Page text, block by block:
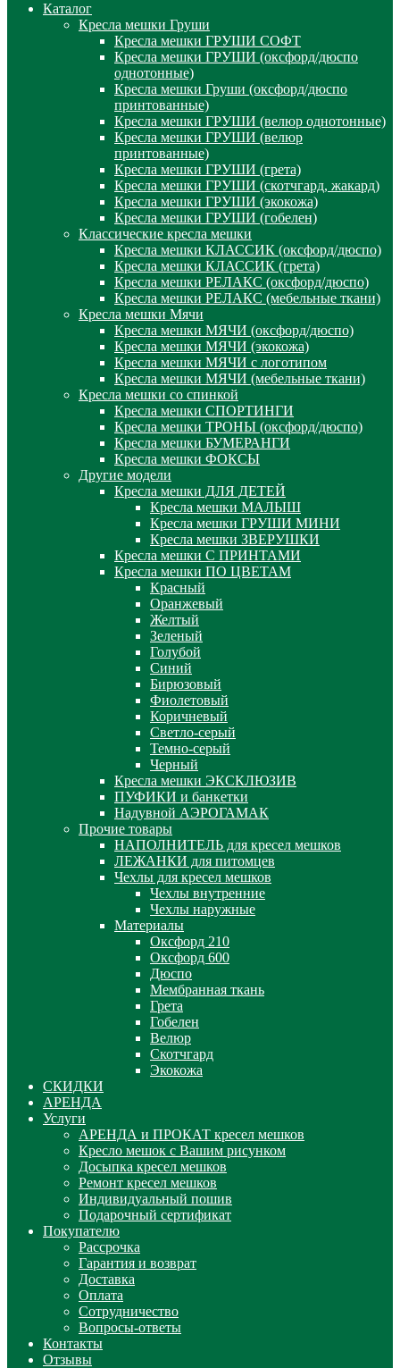
Каталог
Кресла мешки Груши
Кресла мешки ГРУШИ СОФТ
Кресла мешки ГРУШИ (оксфорд/дюспо
однотонные)
Кресла мешки Груши (оксфорд/дюспо
принтованные)
Кресла мешки ГРУШИ (велюр однотонные)
Кресла мешки ГРУШИ (велюр
принтованные)
Кресла мешки ГРУШИ (грета)
Кресла мешки ГРУШИ (скотчгард, жакард)
Кресла мешки ГРУШИ (экокожа)
Кресла мешки ГРУШИ (гобелен)
Классические кресла мешки
Кресла мешки КЛАССИК (оксфорд/дюспо)
Кресла мешки КЛАССИК (грета)
Креслa мешки РЕЛАКС (оксфорд/дюспо)
Креслa мешки РЕЛАКС (мебельные ткани)
Кресла мешки Мячи
Кресла мешки МЯЧИ (оксфорд/дюспо)
Кресла мешки МЯЧИ (экокожа)
Кресла мешки МЯЧИ с логотипом
Кресла мешки МЯЧИ (мебельные ткани)
Кресла мешки со спинкой
Кресла мешки СПОРТИНГИ
Кресла мешки ТРОНЫ (оксфорд/дюспо)
Кресла мешки БУМЕРАНГИ
Кресла мешки ФОКСЫ
Другие модели
Кресла мешки ДЛЯ ДЕТЕЙ
Кресла мешки МАЛЫШ
Кресла мешки ГРУШИ МИНИ
Кресла мешки ЗВЕРУШКИ
Кресла мешки С ПРИНТАМИ
Кресла мешки ПО ЦВЕТАМ
Красный
Оранжевый
Желтый
Зеленый
Голубой
Синий
Бирюзовый
Фиолетовый
Коричневый
Светло-серый
Темно-серый
Черный
Кресла мешки ЭКСКЛЮЗИВ
ПУФИКИ и банкетки
Надувной АЭРОГАМАК
Прочие товары
НАПОЛНИТЕЛЬ для кресел мешков
ЛЕЖАНКИ для питомцев
Чехлы для кресел мешков
Чехлы внутренние
Чехлы наружные
Материалы
Оксфорд 210
Оксфорд 600
Дюспо
Мембранная ткань
Грета
Гобелен
Велюр
Скотчгард
Экокожа
СКИДКИ
АРЕНДА
Услуги
АРЕНДА и ПРОКАТ кресел мешков
Кресло мешок с Вашим рисунком
Досыпка кресел мешков
Ремонт кресел мешков
Индивидуальный пошив
Подарочный сертификат
Покупателю
Рассрочка
Гарантия и возврат
Доставка
Оплата
Сотрудничество
Вопросы-ответы
Контакты
Отзывы